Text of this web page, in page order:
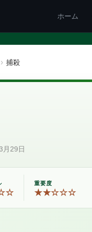
ホーム
捕殺
月29日
重要度
★★☆☆☆